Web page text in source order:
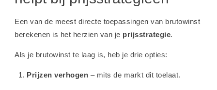
Een van de meest directe toepassingen van brutowinst
berekenen is het herzien van je prijsstrategie.
Als je brutowinst te laag is, heb je drie opties:
Prijzen verhogen – mits de markt dit toelaat.